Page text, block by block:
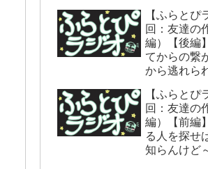
【ふらと
回：友達の
編）【後編
てからの繋
から逃れら
【ふらと
回：友達の
編）【前編
る人を探せ
知らんけど